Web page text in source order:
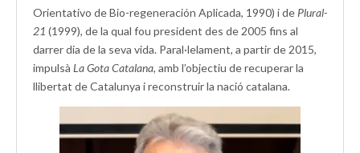
Orientativo de Bio-regeneración Aplicada, 1990) i de Plural-
21 (1999), de la qual fou president des de 2005 fins al
darrer dia de la seva vida. Paral·lelament, a partir de 2015,
impulsà La Gota Catalana, amb l’objectiu de recuperar la
llibertat de Catalunya i reconstruir la nació catalana.